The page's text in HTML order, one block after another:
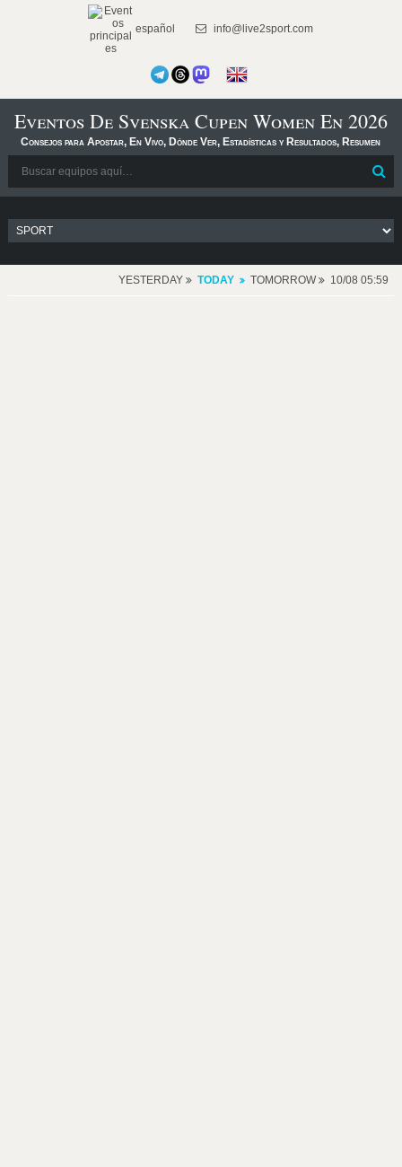
español info@live2sport.com
Eventos De Svenska Cupen Women En 2026
Consejos para Apostar, En Vivo, Dónde Ver, Estadísticas y Resultados, Resumen
YESTERDAY TODAY TOMORROW 10/08 05:59